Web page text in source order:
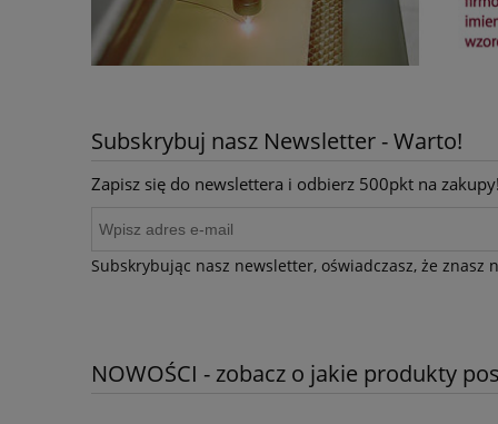
Subskrybuj nasz Newsletter - Warto!
Zapisz się do newslettera i odbierz 500pkt na
Subskrybując nasz newsletter, oświadczasz, że znasz
NOWOŚCI - zobacz o jakie produkty